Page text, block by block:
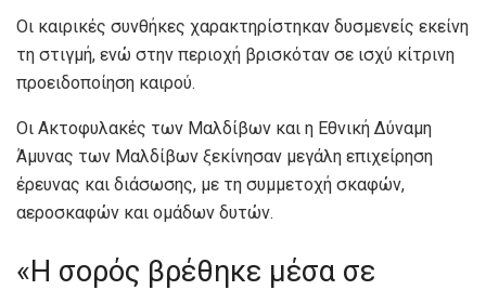
Οι καιρικές συνθήκες χαρακτηρίστηκαν δυσμενείς εκείνη
τη στιγμή, ενώ στην περιοχή βρισκόταν σε ισχύ κίτρινη
προειδοποίηση καιρού.
Οι Ακτοφυλακές των Μαλδίβων και η Εθνική Δύναμη
Άμυνας των Μαλδίβων ξεκίνησαν μεγάλη επιχείρηση
έρευνας και διάσωσης, με τη συμμετοχή σκαφών,
αεροσκαφών και ομάδων δυτών.
«Η σορός βρέθηκε μέσα σε